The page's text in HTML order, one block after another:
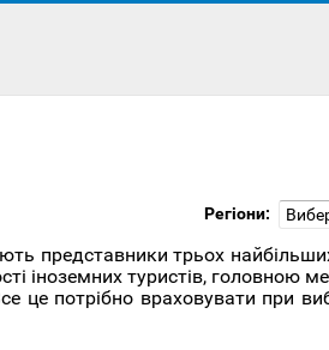
Регіони:
представники трьох найбільших
іноземних туристів, головною
це потрібно враховувати при